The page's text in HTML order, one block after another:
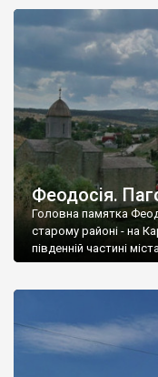
Феодосія.
Головна памятка
старому районі - на
південній частині міста.